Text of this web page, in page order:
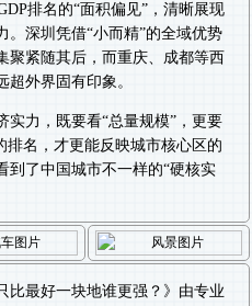
排名的“面积偏见”，清晰展现
。深圳凭借“小而精”的全域优势
聚紧随其后，而重庆、成都等西
外界固有印象。
实力，既要看“总量规模”，更要
排名，才更能反映城市核心区的
到了中国城市不一样的“硬核实
比最好一块地谁更强？ 》由专业